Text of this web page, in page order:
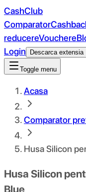
CashClub
Comparator
reducereVouchere
Login
Descarca extensia
Toggle menu
Acasa
Comparator
Husa Silicon
Husa Silicon
Blue